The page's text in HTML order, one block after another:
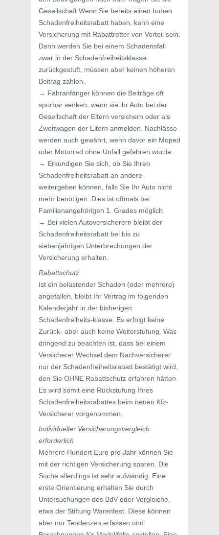
Gesellschaft Wenn Sie bereits einen hohen
Schadenfreiheitsrabatt haben, kann eine
Versicherung mit Rabattretter von Vorteil sein.
Dann werden Sie bei einem Schadensfall
zwar in der Schadenfreiheitsklasse
zurückgestuft, müssen aber keinen höheren
Beitrag zahlen.
→ Fahranfänger können die Beiträge oft
spürbar senken, wenn sie ihr Auto bei der
Gesellschaft der Eltern versichern oder als
Zweitwagen der Eltern anmelden. Nachlässe
werden auch gewährt, wenn davor ein Moped
oder Motorrad ohne Unfall gefahren wurde.
→ Erkundigen Sie sich, ob Sie Ihren
Schadenfreiheitsrabatt an andere
weitergeben können, falls Sie Ihr Auto nicht
mehr benötigen. Dies ist oftmals bei
Familienangehörigen 1. Grades möglich.
→ Bei vielen Autoversicherern bleibt der
Schadenfreiheitsrabatt bei bis zu
siebenjährigen Unterbrechungen der
Versicherung erhalten.
Rabattschutz
Ist ein belastender Schaden (oder mehrere)
angefallen, bleibt Ihr Vertrag im folgenden
Kalenderjahr in der bisherigen
Schadenfreiheits-klasse. Es erfolgt keine
Zurück- aber auch keine Weiterstufung. Was
dringend zu beachten ist, dass bei einem
Versicherer Wechsel dem Nachversicherer
nur der Schadenfreiheitsrabatt bestätigt wird,
den Sie OHNE Rabattschutz erfahren hätten.
Es wird somit eine Rückstufung Ihres
Schadenfreiheitsrabattes beim neuen Kfz-
Versicherer vorgenommen.
Individueller Versicherungsvergleich
erforderlich
Mehrere Hundert Euro pro Jahr können Sie
mit der richtigen Versicherung sparen. Die
Suche allerdings ist sehr aufwändig. Eine
erste Orientierung erhalten Sie durch
Untersuchungen des BdV oder Vergleiche,
etwa der Stiftung Warentest. Diese können
aber nur Tendenzen erfassen und